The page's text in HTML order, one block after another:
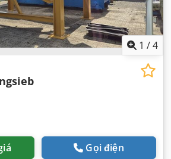
1 /4
Gọi điện